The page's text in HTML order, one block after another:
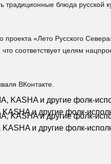
традиционные блюда русской
проекта «Лето Русского
соответствует целям
ВКонтакте.
и другие фолк-
и другие фолк-